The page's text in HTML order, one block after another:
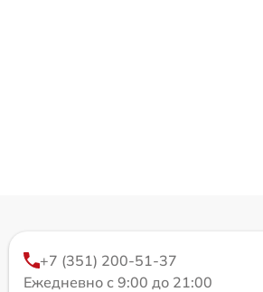
+7 (351) 200-51-37
Ежедневно с 9:00 до 21:00